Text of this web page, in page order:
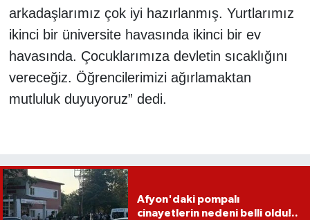
arkadaşlarımız çok iyi hazırlanmış. Yurtlarımız
ikinci bir üniversite havasında ikinci bir ev
havasında. Çocuklarımıza devletin sıcaklığını
vereceğiz. Öğrencilerimizi ağırlamaktan
mutluluk duyuyoruz” dedi.
Afyon'daki pompalı
cinayetlerin nedeni belli oldu!..